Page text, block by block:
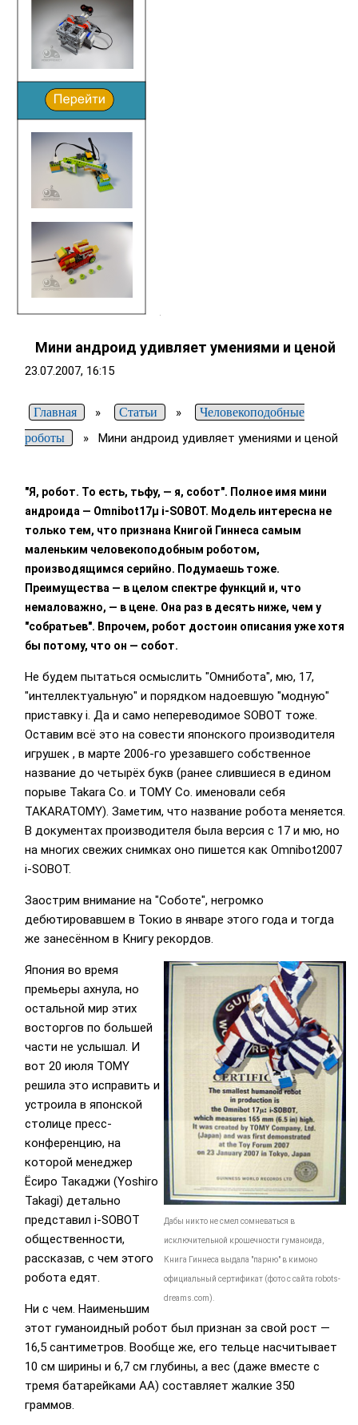
Мини андроид удивляет умениями и ценой
23.07.2007, 16:15
Главная » Статьи »
Человекоподобные
роботы
» Мини андроид удивляет умениями и ценой
"Я, робот. То есть, тьфу, — я, собот". Полное имя мини
андроида — Omnibot17μ i-SOBOT. Модель интересна не
только тем, что признана Книгой Гиннеса самым
маленьким человекоподобным роботом,
производящимся серийно. Подумаешь тоже.
Преимущества — в целом спектре функций и, что
немаловажно, — в цене. Она раз в десять ниже, чем у
"собратьев". Впрочем, робот достоин описания уже хотя
бы потому, что он — собот.
Не будем пытаться осмыслить "Омнибота", мю, 17,
"интеллектуальную" и порядком надоевшую "модную"
приставку i. Да и само непереводимое SOBOT тоже.
Оставим всё это на совести японского производителя
игрушек , в марте 2006-го урезавшего собственное
название до четырёх букв (ранее слившиеся в едином
порыве Takara Co. и TOMY Co. именовали себя
TAKARATOMY). Заметим, что название робота меняется.
В документах производителя была версия с 17 и мю, но
на многих свежих снимках оно пишется как Omnibot2007
i-SOBOT.
Заострим внимание на "Соботе", негромко
дебютировавшем в Токио в январе этого года и тогда
же занесённом в Книгу рекордов.
Дабы никто не смел сомневаться в
исключительной крошечности гуманоида,
Книга Гиннеса выдала "парню" в кимоно
официальный сертификат (фото с сайта robots-
dreams.com).
Япония во время
премьеры ахнула, но
остальной мир этих
восторгов по большей
части не услышал. И
вот 20 июля TOMY
решила это исправить и
устроила в японской
столице пресс-
конференцию, на
которой менеджер
Ёсиро Такаджи (Yoshiro
Takagi) детально
представил i-SOBOT
общественности,
рассказав, с чем этого
робота едят.
Ни с чем. Наименьшим
этот гуманоидный робот был признан за свой рост —
16,5 сантиметров. Вообще же, его тельце насчитывает
10 см ширины и 6,7 см глубины, а вес (даже вместе с
тремя батарейками AA) составляет жалкие 350
граммов.